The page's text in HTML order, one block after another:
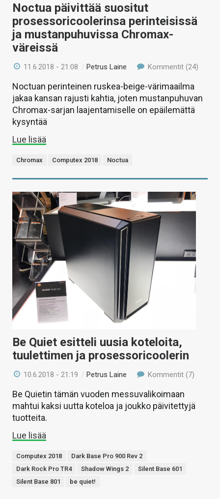
Noctua päivittää suositut
prosessoricoolerinsa perinteisissä
ja mustanpuhuvissa Chromax-
väreissä
11.6.2018 - 21:08 /Petrus Laine Kommentit (24)
Noctuan perinteinen ruskea-beige-värimaailma
jakaa kansan rajusti kahtia, joten mustanpuhuvan
Chromax-sarjan laajentamiselle on epäilemättä
kysyntää
Lue lisää
Chromax Computex 2018 Noctua
Be Quiet esitteli uusia koteloita,
tuulettimen ja prosessoricoolerin
10.6.2018 - 21:19 /Petrus Laine Kommentit (7)
Be Quietin tämän vuoden messuvalikoimaan
mahtui kaksi uutta koteloa ja joukko päivitettyjä
tuotteita.
Lue lisää
Computex 2018
Dark Base Pro 900 Rev 2
Dark Rock Pro TR4
Shadow Wings 2
Silent Base 601
Silent Base 801
be quiet!